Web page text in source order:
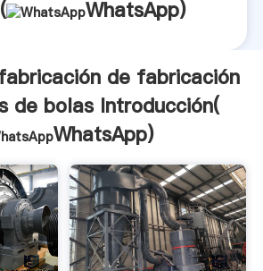
WhatsApp)
de fabricación
de bolas Introducción(
WhatsApp)